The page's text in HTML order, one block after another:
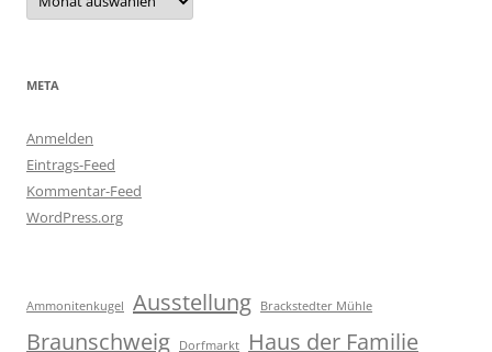
META
Anmelden
Eintrags-Feed
Kommentar-Feed
WordPress.org
Ammonitenkugel Ausstellung Brackstedter Mühle
Braunschweig Dorfmarkt Haus der Familie